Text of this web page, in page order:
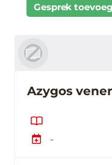
Gesprek
Azygos
-